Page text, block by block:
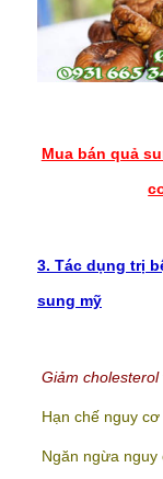
Mua bán quả
3. Tác dụng trị
sung mỹ
Giảm cholesterol
Hạn chế nguy
Ngăn ngừa